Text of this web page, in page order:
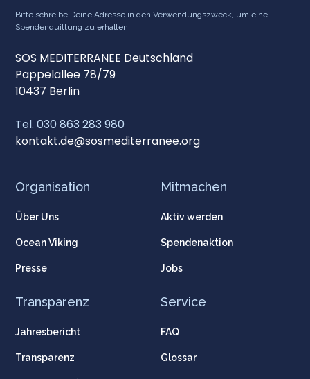
Organisation
Über Uns
Ocean Viking
Presse
Mitmachen
Aktiv werden
Spendenaktion
Jobs
Transparenz
Jahresbericht
Transparenz
Service
FAQ
Glossar
Bitte schreibe Deine Adresse in den Verwendungszweck, um eine
Spendenquittung zu erhalten.
SOS MEDITERRANEE Deutschland
Pappelallee 78/79
10437 Berlin
Tel. 030 863 283 980
kontakt.de@sosmediterranee.org